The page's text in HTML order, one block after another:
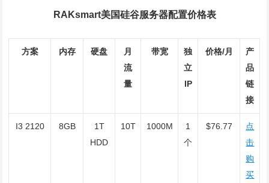
RAKsmart美国硅谷服务器配置价格表
方案 内存 硬盘
月
流
量
带宽
独
立
IP
价格/月
产
品
链
接
I3 2120 8GB
1T
HDD
10T 1000M
1
个
$76.77
点
击
购
买